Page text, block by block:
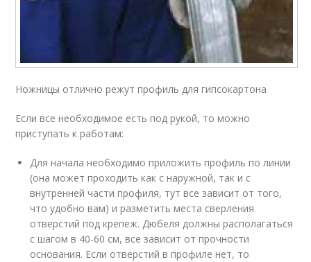
Ножницы отлично режут профиль для гипсокартона
Если все необходимое есть под рукой, то можно
приступать к работам:
Для начала необходимо приложить профиль по линии
(она может проходить как с наружной, так и с
внутренней части профиля, тут все зависит от того,
что удобно вам) и разметить места сверления
отверстий под крепеж. Дюбеля должны располагаться
с шагом в 40-60 см, все зависит от прочности
основания. Если отверстий в профиле нет, то